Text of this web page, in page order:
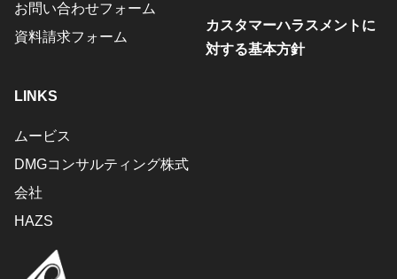
お問い合わせフォーム
資料請求フォーム
カスタマーハラスメントに
対する基本方針
LINKS
ムービス
DMGコンサルティング株式
会社
HAZS